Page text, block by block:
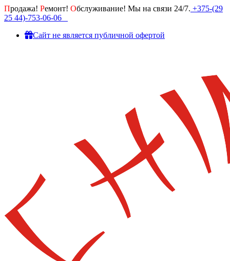
Продажа! Ремонт! Обслуживание! Мы на связи 24/7. +375-(29
25 44)-753-06-06
Cайт не является публичной офертой